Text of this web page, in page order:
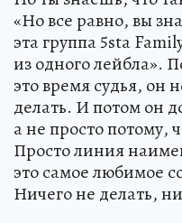
«Но все равно, вы
эта группа 5sta
из одного лейбла».
это время судья, он
делать. И потом он
а не просто потому,
Просто линия
это самое любимое
Ничего не делать,